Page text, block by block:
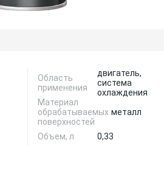
Область
применения
двигатель,
система
охлаждения
Материал
обрабатываемых
поверхностей
металл
Объем, л
0,33